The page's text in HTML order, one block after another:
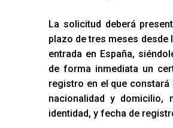
La solicitud deberá
plazo de tres meses desde
entrada en España,
de forma inmediata un
registro en el que constará
nacionalidad y domicilio,
identidad, y fecha de